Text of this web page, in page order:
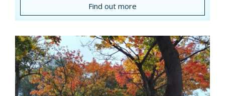
Find out more